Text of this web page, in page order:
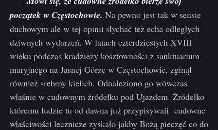
początek w Częstochowie. Na pewno jest tak w sensie
duchowym ale w tej opinii słychać też echa odległych
dziwnych wydarzeń. W latach czterdziestych XVIII
wieku podczas kradzieży kosztowności z sanktuarium
maryjnego na Jasnej Górze w Częstochowie, zginął
również srebrny kielich. Odnaleziono go wówczas
właśnie w cudownym źródełku pod Ujazdem. Źródełko
któremu ludzie tu od dawna już przypisywali cudowne
właściwości lecznicze zyskało jakby Bożą pieczęć co do